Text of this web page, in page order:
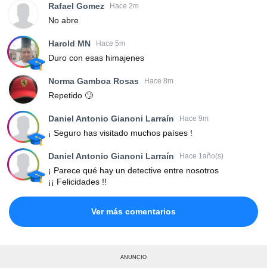
Rafael Gomez Hace 2m
No abre
Harold MN Hace 5m
Duro con esas himajenes
Norma Gamboa Rosas Hace 8m
Repetido 🙄
Daniel Antonio Gianoni Larraín Hace 9m
¡ Seguro has visitado muchos países !
Daniel Antonio Gianoni Larraín Hace 1año(s)
¡ Parece qué hay un detective entre nosotros
¡¡ Felicidades !!
Ver más comentarios
ANUNCIO